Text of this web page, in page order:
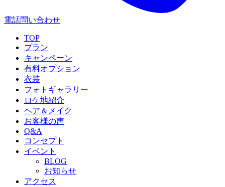
電話問い合わせ
TOP
プラン
キャンペーン
有料オプション
衣装
フォトギャラリー
ロケ地紹介
ヘア＆メイク
お客様の声
Q&A
コンセプト
イベント
BLOG
お知らせ
アクセス